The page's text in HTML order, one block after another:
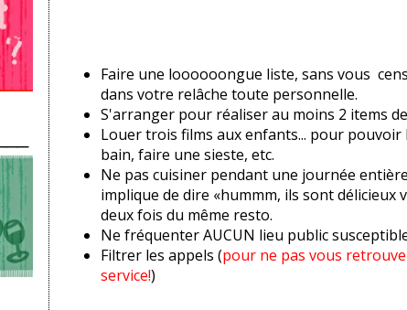
Faire une loooooongue liste, sans vous
dans votre relâche toute personnelle.
S'arranger pour réaliser au moins 2 items
Louer trois films aux enfants... pour
bain, faire une sieste, etc.
Ne pas cuisiner pendant une journée
implique de dire «hummm, ils sont délicieux
deux fois du même resto.
Ne fréquenter AUCUN lieu public
Filtrer les appels (pour ne pas vous
service!)